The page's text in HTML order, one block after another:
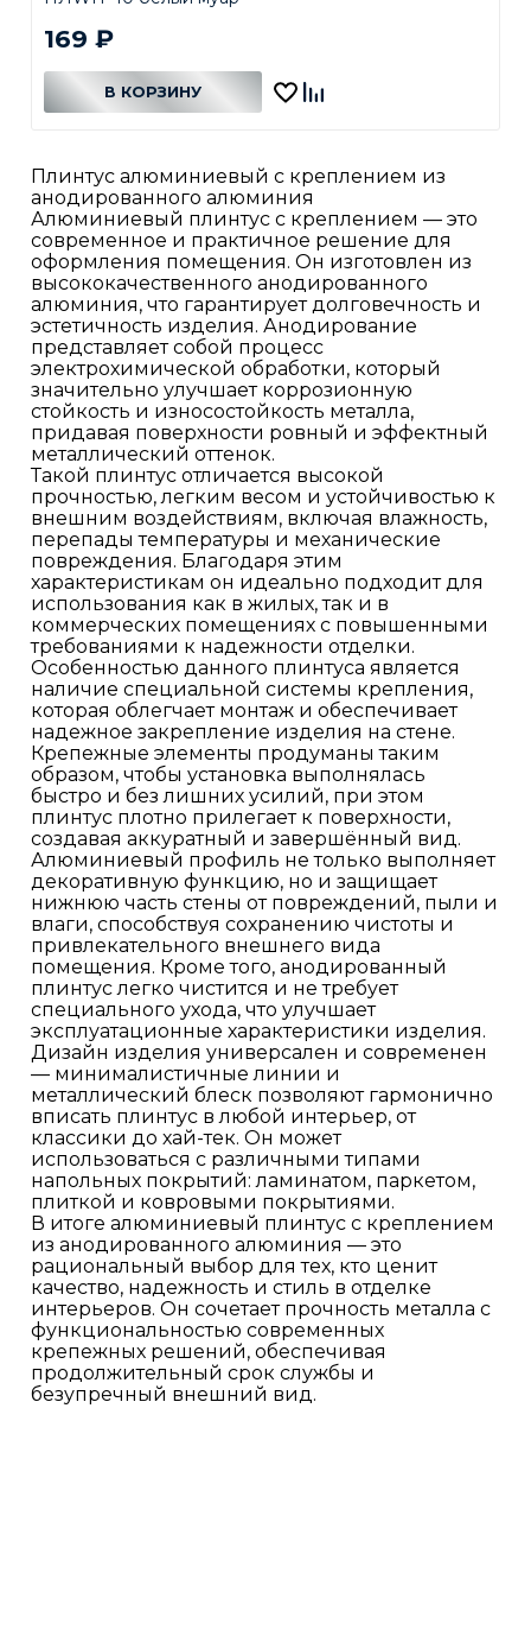
169 ₽
В КОРЗИНУ В КОРЗИНЕ
Плинтус алюминиевый с креплением из
анодированного алюминия
Алюминиевый плинтус с креплением — это
современное и практичное решение для
оформления помещения. Он изготовлен из
высококачественного анодированного
алюминия, что гарантирует долговечность и
эстетичность изделия. Анодирование
представляет собой процесс
электрохимической обработки, который
значительно улучшает коррозионную
стойкость и износостойкость металла,
придавая поверхности ровный и эффектный
металлический оттенок.
Такой плинтус отличается высокой
прочностью, легким весом и устойчивостью к
внешним воздействиям, включая влажность,
перепады температуры и механические
повреждения. Благодаря этим
характеристикам он идеально подходит для
использования как в жилых, так и в
коммерческих помещениях с повышенными
требованиями к надежности отделки.
Особенностью данного плинтуса является
наличие специальной системы крепления,
которая облегчает монтаж и обеспечивает
надежное закрепление изделия на стене.
Крепежные элементы продуманы таким
образом, чтобы установка выполнялась
быстро и без лишних усилий, при этом
плинтус плотно прилегает к поверхности,
создавая аккуратный и завершённый вид.
Алюминиевый профиль не только выполняет
декоративную функцию, но и защищает
нижнюю часть стены от повреждений, пыли и
влаги, способствуя сохранению чистоты и
привлекательного внешнего вида
помещения. Кроме того, анодированный
плинтус легко чистится и не требует
специального ухода, что улучшает
эксплуатационные характеристики изделия.
Дизайн изделия универсален и современен
— минималистичные линии и
металлический блеск позволяют гармонично
вписать плинтус в любой интерьер, от
классики до хай-тек. Он может
использоваться с различными типами
напольных покрытий: ламинатом, паркетом,
плиткой и ковровыми покрытиями.
В итоге алюминиевый плинтус с креплением
из анодированного алюминия — это
рациональный выбор для тех, кто ценит
качество, надежность и стиль в отделке
интерьеров. Он сочетает прочность металла с
функциональностью современных
крепежных решений, обеспечивая
продолжительный срок службы и
безупречный внешний вид.